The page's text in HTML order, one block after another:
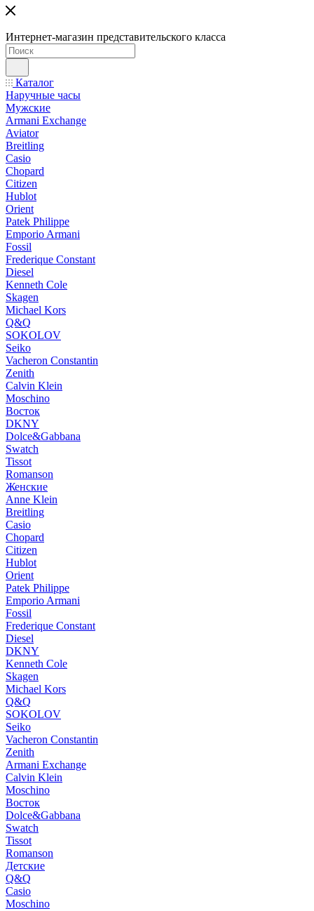
Интернет-магазин представительского класса
Каталог
Наручные часы
Мужские
Armani Exchange
Aviator
Breitling
Casio
Chopard
Citizen
Hublot
Orient
Patek Philippe
Emporio Armani
Fossil
Frederique Constant
Diesel
Kenneth Cole
Skagen
Michael Kors
Q&Q
SOKOLOV
Seiko
Vacheron Constantin
Zenith
Calvin Klein
Moschino
Восток
DKNY
Dolce&Gabbana
Swatch
Tissot
Romanson
Женские
Anne Klein
Breitling
Casio
Chopard
Citizen
Hublot
Orient
Patek Philippe
Emporio Armani
Fossil
Frederique Constant
Diesel
DKNY
Kenneth Cole
Skagen
Michael Kors
Q&Q
SOKOLOV
Seiko
Vacheron Constantin
Zenith
Armani Exchange
Calvin Klein
Moschino
Восток
Dolce&Gabbana
Swatch
Tissot
Romanson
Детские
Q&Q
Casio
Moschino